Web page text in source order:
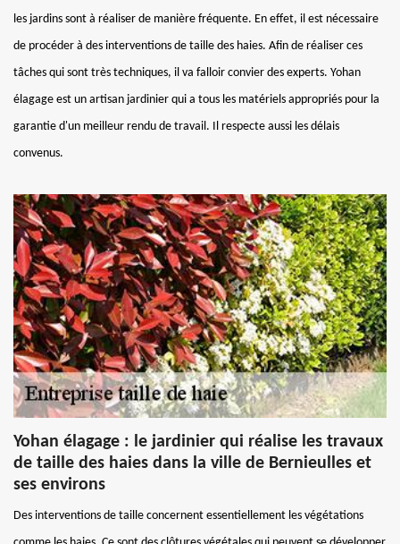
les jardins sont à réaliser de manière fréquente. En effet, il est nécessaire
de procéder à des interventions de taille des haies. Afin de réaliser ces
tâches qui sont très techniques, il va falloir convier des experts. Yohan
élagage est un artisan jardinier qui a tous les matériels appropriés pour la
garantie d'un meilleur rendu de travail. Il respecte aussi les délais
convenus.
Yohan élagage : le jardinier qui réalise les travaux
de taille des haies dans la ville de Bernieulles et
ses environs
Des interventions de taille concernent essentiellement les végétations